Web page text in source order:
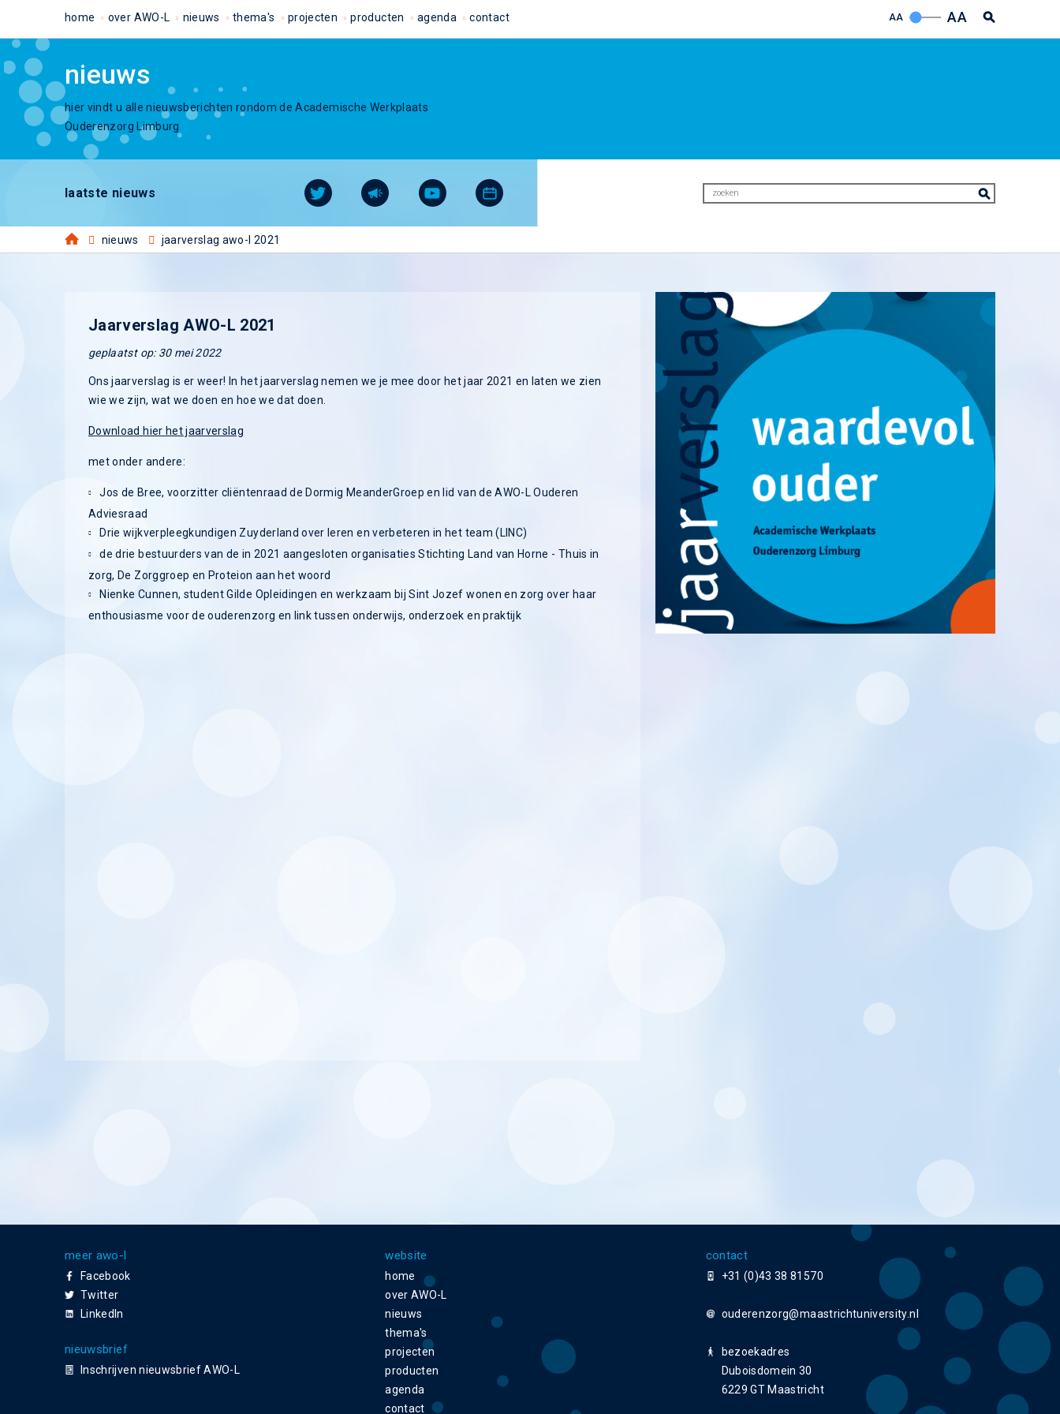
home over AWO-L nieuws thema's projecten producten agenda contact AA AA
nieuws
hier vindt u alle nieuwsberichten rondom de Academische Werkplaats
Ouderenzorg Limburg
laatste nieuws
nieuws jaarverslag awo-l 2021
Jaarverslag AWO-L 2021
geplaatst op: 30 mei 2022
Ons jaarverslag is er weer! In het jaarverslag nemen we je mee door het jaar 2021 en laten we zien
wie we zijn, wat we doen en hoe we dat doen.
Download hier het jaarverslag
met onder andere:
Jos de Bree, voorzitter cliëntenraad de Dormig MeanderGroep en lid van de AWO-L Ouderen
Adviesraad
Drie wijkverpleegkundigen Zuyderland over leren en verbeteren in het team (LINC)
de drie bestuurders van de in 2021 aangesloten organisaties Stichting Land van Horne - Thuis in
zorg, De Zorggroep en Proteion aan het woord
Nienke Cunnen, student Gilde Opleidingen en werkzaam bij Sint Jozef wonen en zorg over haar
enthousiasme voor de ouderenzorg en link tussen onderwijs, onderzoek en praktijk
meer awo-l
Facebook
Twitter
LinkedIn
nieuwsbrief
Inschrijven nieuwsbrief AWO-L
website
home
over AWO-L
nieuws
thema's
projecten
producten
agenda
contact
contact
+31 (0)43 38 81570
ouderenzorg
bezoekadres
Duboisdomein 30
6229 GT Maastricht